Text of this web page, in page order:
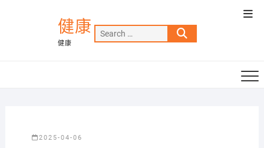
健康
健康
Search
…
2025-04-06